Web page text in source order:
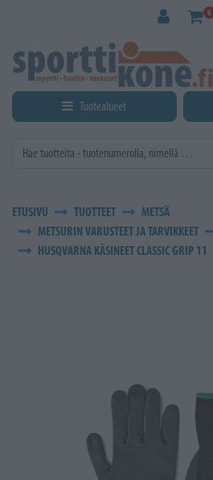
0
Tuotealueet
ETUSIVU TUOTTEET
METSÄ
METSURIN VARUSTEET JA TARVIKKEET
HUSQVARNA KÄSINEET CLASSIC GRIP 11